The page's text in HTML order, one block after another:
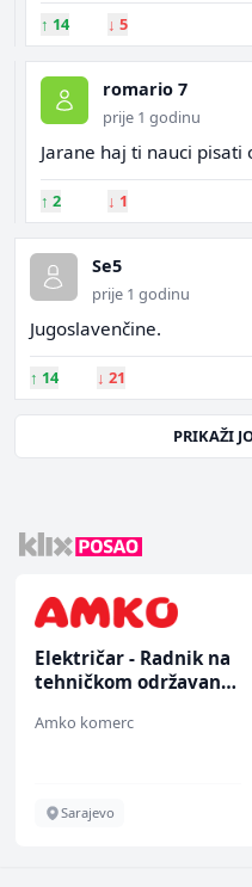
↑ 14 ↓ 5
romario 7
prije 1 godinu
Jarane haj ti nauci pisati
↑ 2 ↓ 1
Se5
prije 1 godinu
Jugoslavenčine.
↑ 14 ↓ 21
PRIKAŽI
Električar - Radnik na
tehničkom održavanju
Amko komerc
Sarajevo